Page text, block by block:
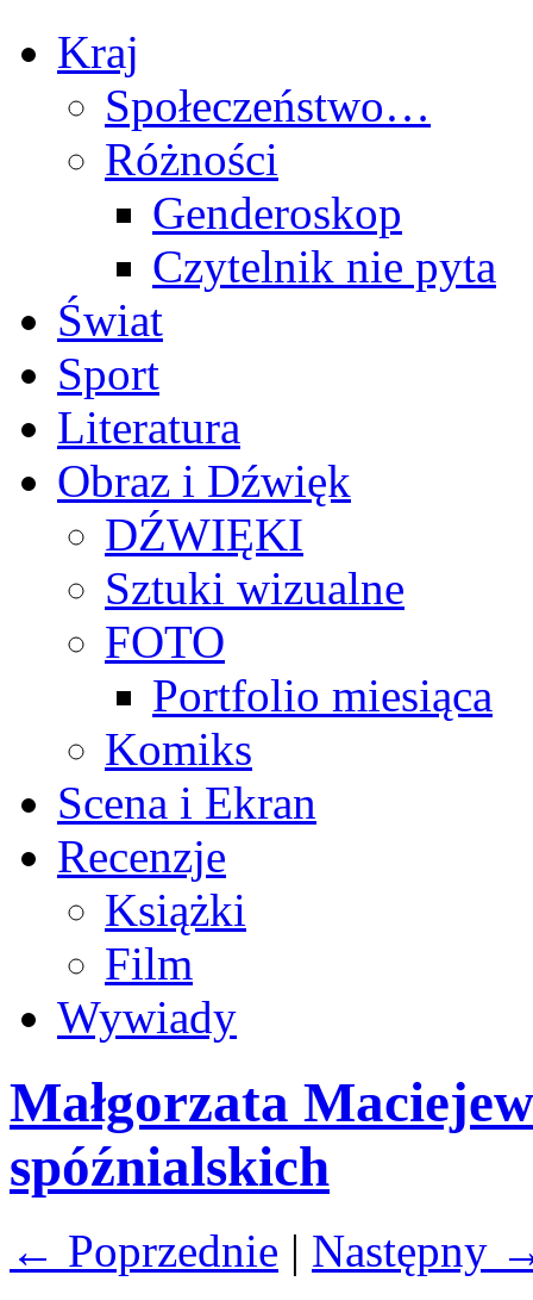
Kraj
Społeczeństwo…
Różności
Genderoskop
Czytelnik nie pyta
Świat
Sport
Literatura
Obraz i Dźwięk
DŹWIĘKI
Sztuki wizualne
FOTO
Portfolio miesiąca
Komiks
Scena i Ekran
Recenzje
Książki
Film
Wywiady
Małgorzata
spóźnialskich
← Poprzednie | Następny